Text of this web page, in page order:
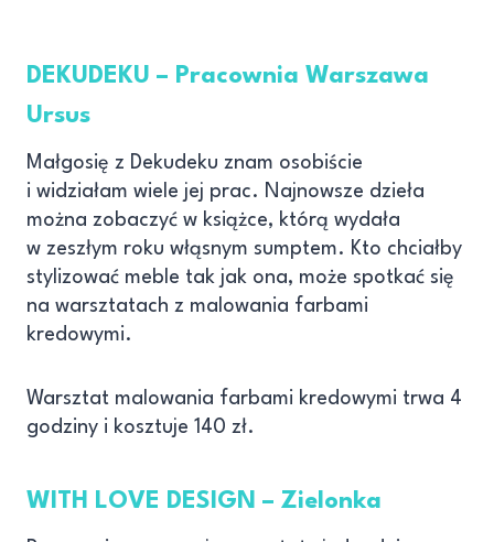
DEKUDEKU – Pracownia Warszawa
Ursus
Małgosię z Dekudeku znam osobiście
i widziałam wiele jej prac. Najnowsze dzieła
można zobaczyć w książce, którą wydała
w zeszłym roku włąsnym sumptem. Kto chciałby
stylizować meble tak jak ona, może spotkać się
na warsztatach z malowania farbami
kredowymi.
Warsztat malowania farbami kredowymi trwa 4
godziny i kosztuje 140 zł.
WITH LOVE DESIGN – Zielonka